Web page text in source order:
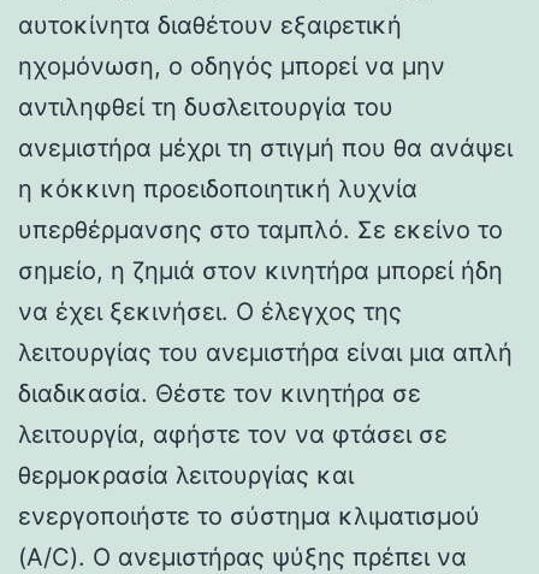
αυτοκίνητα διαθέτουν εξαιρετική
ηχομόνωση, ο οδηγός μπορεί να μην
αντιληφθεί τη δυσλειτουργία του
ανεμιστήρα μέχρι τη στιγμή που θα ανάψει
η κόκκινη προειδοποιητική λυχνία
υπερθέρμανσης στο ταμπλό. Σε εκείνο το
σημείο, η ζημιά στον κινητήρα μπορεί ήδη
να έχει ξεκινήσει. Ο έλεγχος της
λειτουργίας του ανεμιστήρα είναι μια απλή
διαδικασία. Θέστε τον κινητήρα σε
λειτουργία, αφήστε τον να φτάσει σε
θερμοκρασία λειτουργίας και
ενεργοποιήστε το σύστημα κλιματισμού
(A/C). Ο ανεμιστήρας ψύξης πρέπει να